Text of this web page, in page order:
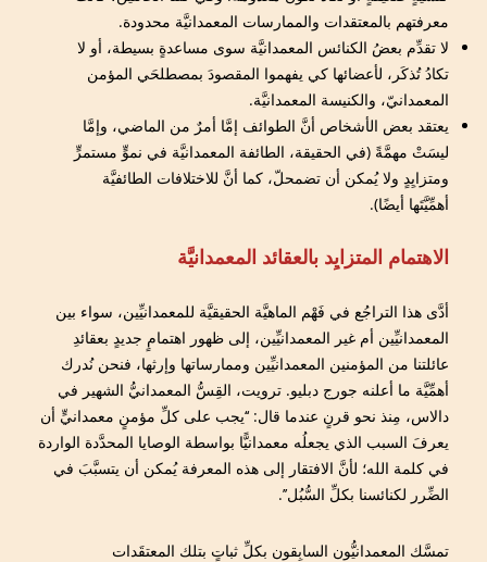
معرفتهم بالمعتقدات والممارسات المعمدانيَّة محدودة.
لا تقدِّم بعضُ الكنائس المعمدانيَّة سوى مساعدةٍ بسيطة، أو لا
تكادُ تُذكَر، لأعضائها كي يفهموا المقصودَ بمصطلحَي المؤمن
المعمدانيّ، والكنيسة المعمدانيَّة.
يعتقد بعض الأشخاص أنَّ الطوائف إمَّا أمرٌ من الماضي، وإمَّا
ليسَتْ مهمَّةً (في الحقيقة، الطائفة المعمدانيَّة في نموٍّ مستمرٍّ
ومتزايِدٍ ولا يُمكن أن تضمحلّ، كما أنَّ للاختلافات الطائفيَّة
أهمِّيَّتَها أيضًا).
الاهتمام المتزايِد بالعقائد المعمدانيَّة
أدَّى هذا التراجُع في فَهْم الماهيَّة الحقيقيَّة للمعمدانيِّين، سواء بين
المعمدانيِّين أم غير المعمدانيِّين، إلى ظهور اهتمامٍ جديدٍ بعقائدِ
عائلتنا من المؤمنين المعمدانيِّين وممارساتها وإرثها، فنحن نُدرك
أهمِّيَّة ما أعلنه جورج دبليو. ترويت، القِسُّ المعمدانيُّ الشهير في
دالاس، مِنذ نحو قرنٍ عندما قال: ‘‘يجب على كلِّ مؤمنٍ معمدانيٍّ أن
يعرفَ السبب الذي يجعلُه معمدانيًّا بواسطة الوصايا المحدَّدة الواردة
في كلمة الله؛ لأنَّ الافتقار إلى هذه المعرفة يُمكن أن يتسبَّبَ في
الضِّرر لكنائسنا بكلِّ السُّبُل’’.
تمسَّك المعمدانيُّون السابِقون بكلِّ ثباتٍ بتلك المعتقَدات